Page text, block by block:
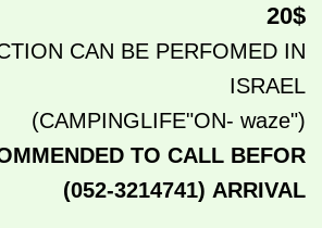
20$
CAN BE PERFOMED IN
ISRAEL
("CAMPINGLIFE"ON- waze)
TO CALL BEFOR
ARRIVAL
(052-3214741)